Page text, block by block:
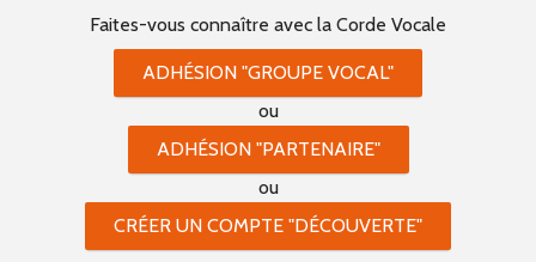
Faites-vous connaître avec la Corde Vocale
ADHÉSION "GROUPE VOCAL"
ou
ADHÉSION "PARTENAIRE"
ou
CRÉER UN COMPTE "DÉCOUVERTE"